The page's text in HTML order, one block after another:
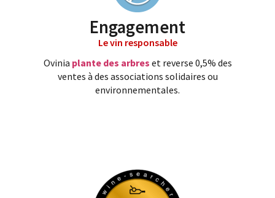
Engagement
Le vin responsable
Ovinia plante des arbres et reverse 0,5% des
ventes à des associations solidaires ou
environnementales.